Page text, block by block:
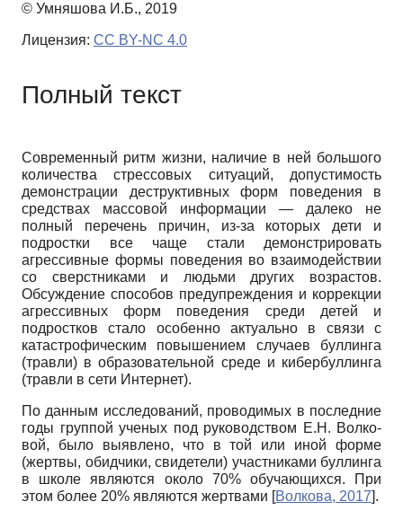
© Умняшова И.Б., 2019
Лицензия: CC BY-NC 4.0
Полный текст
Современный ритм жизни, наличие в ней большого
количества стрессовых ситуаций, допустимость
демонстрации деструктивных форм поведения в
средствах массовой информации — далеко не
полный перечень причин, из-за которых дети и
подростки все чаще стали демонстрировать
агрессивные формы поведения во взаимодействии
со сверстниками и людьми других возрастов.
Обсуждение способов предупреждения и коррекции
агрессивных форм поведения среди детей и
подростков стало особенно актуально в связи с
катастрофическим повышением случаев буллинга
(травли) в образовательной среде и кибербуллинга
(травли в сети Интернет).
По данным исследований, проводимых в последние
годы группой ученых под руководством Е.Н. Волко­
вой, было выявлено, что в той или иной форме
(жертвы, обидчики, свидетели) участниками буллинга
в школе являются около 70% обучающихся. При
этом более 20% являются жертвами [Волкова, 2017].